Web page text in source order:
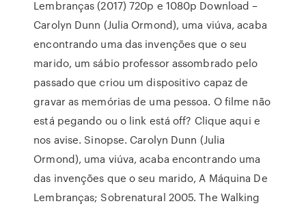
Lembranças (2017) 720p e 1080p Download –
Carolyn Dunn (Julia Ormond), uma viúva, acaba
encontrando uma das invenções que o seu
marido, um sábio professor assombrado pelo
passado que criou um dispositivo capaz de
gravar as memórias de uma pessoa. O filme não
está pegando ou o link está off? Clique aqui e
nos avise. Sinopse. Carolyn Dunn (Julia
Ormond), uma viúva, acaba encontrando uma
das invenções que o seu marido, A Máquina De
Lembranças; Sobrenatural 2005. The Walking